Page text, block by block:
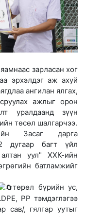
зарласан хог
эрхэлдэг аж ахуй
ангилан ялгах,
ажлыг орон
уралдаанд зүүн
тѳсѳл шалгарчээ.
Засаг дарга
дугаар багт үйл
уул" ХХК-ийн
батламжийг
төрөл бүрийн ус,
PP тэмдэглэгээ
сав/, гялгар уутыг